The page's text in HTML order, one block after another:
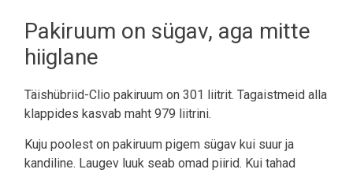
Pakiruum on sügav, aga mitte
hiiglane
Täishübriid-Clio pakiruum on 301 liitrit. Tagaistmeid alla
klappides kasvab maht 979 liitrini.
Kuju poolest on pakiruum pigem sügav kui suur ja
kandiline. Laugev luuk seab omad piirid. Kui tahad